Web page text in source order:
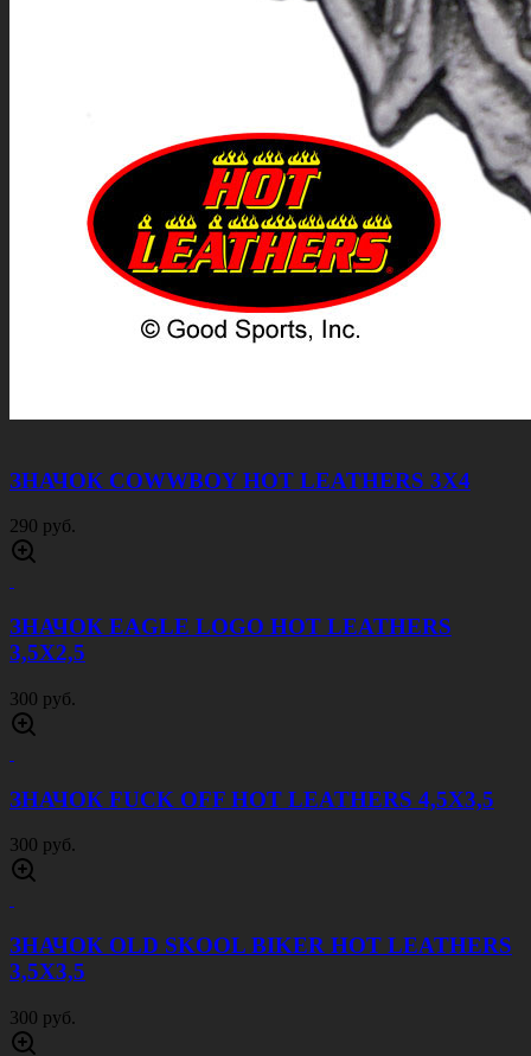
ЗНАЧОК COWWBOY HOT LEATHERS 3Х4
290 руб.
ЗНАЧОК EAGLE LOGO HOT LEATHERS
3,5Х2,5
300 руб.
ЗНАЧОК FUCK OFF HOT LEATHERS 4,5Х3,5
300 руб.
ЗНАЧОК OLD SKOOL BIKER HOT LEATHERS
3,5Х3,5
300 руб.